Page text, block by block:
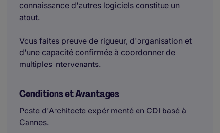
connaissance d'autres logiciels constitue un
atout.
Vous faites preuve de rigueur, d'organisation et
d'une capacité confirmée à coordonner de
multiples intervenants.
Conditions et Avantages
Poste d'Architecte expérimenté en CDI basé à
Cannes.